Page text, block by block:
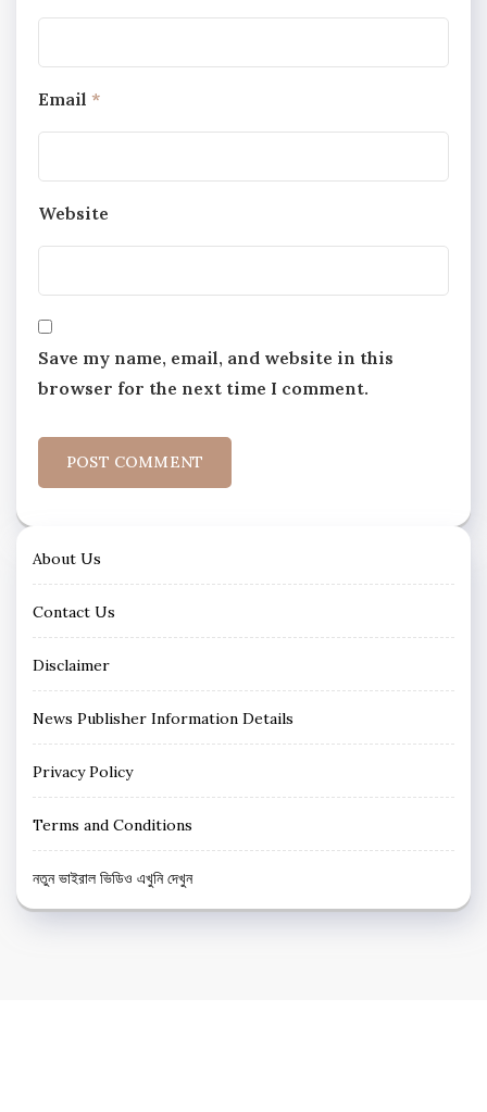
Email *
Website
Save my name, email, and website in this
browser for the next time I comment.
About Us
Contact Us
Disclaimer
News Publisher Information Details
Privacy Policy
Terms and Conditions
নতুন ভাইরাল ভিডিও এখুনি দেখুন